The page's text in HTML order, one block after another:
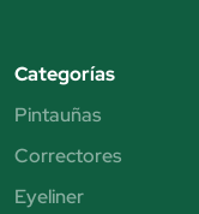
Categorías
Pintauñas
Correctores
Eyeliner